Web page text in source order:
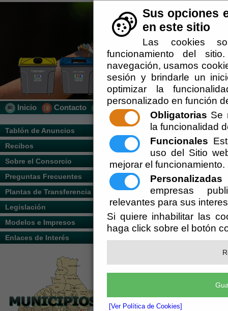
Sus opciones
en este sitio
Las cookies
funcionamiento del
navegación, usamos
sesión y brindarle un
optimizar la
personalizado en función
Obligatorias Se
la funcionalidad
Funcionales
uso del Sitio
mejorar el funcionamiento.
Personalizadas
empresas
relevantes para sus
Si quiere inhabilitar las
haga click sobre el botón
[Ver Política de Cookies]
Inicio Contacto Localización
Tablón de Anuncios
Recibos
Sobre el Consorcio
Preguntas Frecuentes
Plantas de Transferencia
Legislación
Modelos e Impresos
Enlaces de Interés
Usted se encuentra aquí:Inicio // Guia
Escuchar
Para el reciclaje de envases se
desempeña una función
del mismo, va a contener un tipo
cada tipo de envase vamos a
En este apartado te ofrecemos
ello te aportamos la información